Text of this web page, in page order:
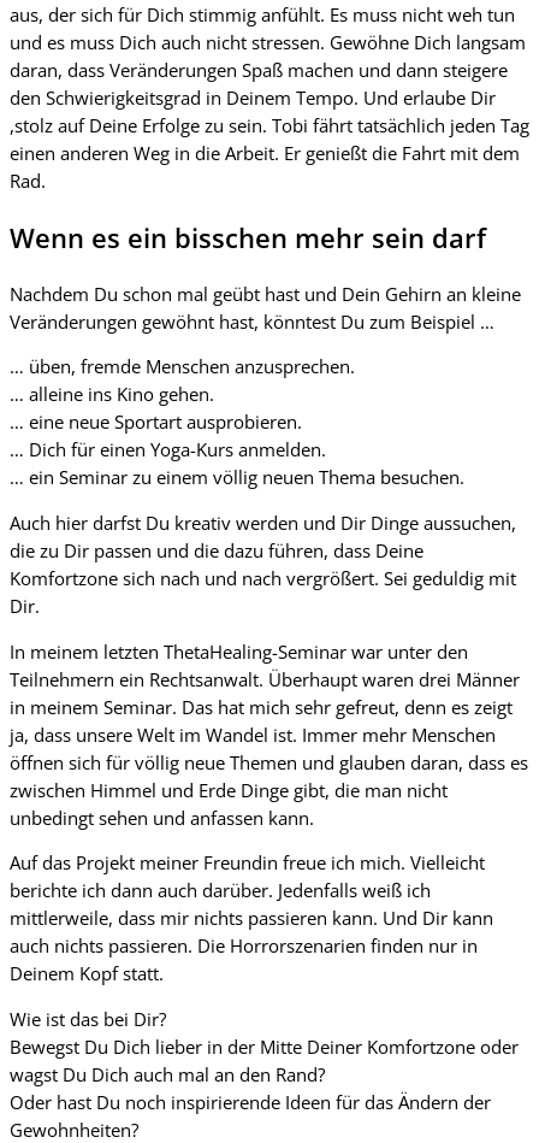
aus, der sich für Dich stimmig anfühlt. Es muss nicht weh tun
und es muss Dich auch nicht stressen. Gewöhne Dich langsam
daran, dass Veränderungen Spaß machen und dann steigere
den Schwierigkeitsgrad in Deinem Tempo. Und erlaube Dir
,stolz auf Deine Erfolge zu sein. Tobi fährt tatsächlich jeden Tag
einen anderen Weg in die Arbeit. Er genießt die Fahrt mit dem
Rad.
Wenn es ein bisschen mehr sein darf
Nachdem Du schon mal geübt hast und Dein Gehirn an kleine
Veränderungen gewöhnt hast, könntest Du zum Beispiel …
… üben, fremde Menschen anzusprechen.
… alleine ins Kino gehen.
… eine neue Sportart ausprobieren.
… Dich für einen Yoga-Kurs anmelden.
… ein Seminar zu einem völlig neuen Thema besuchen.
Auch hier darfst Du kreativ werden und Dir Dinge aussuchen,
die zu Dir passen und die dazu führen, dass Deine
Komfortzone sich nach und nach vergrößert. Sei geduldig mit
Dir.
In meinem letzten ThetaHealing-Seminar war unter den
Teilnehmern ein Rechtsanwalt. Überhaupt waren drei Männer
in meinem Seminar. Das hat mich sehr gefreut, denn es zeigt
ja, dass unsere Welt im Wandel ist. Immer mehr Menschen
öffnen sich für völlig neue Themen und glauben daran, dass es
zwischen Himmel und Erde Dinge gibt, die man nicht
unbedingt sehen und anfassen kann.
Auf das Projekt meiner Freundin freue ich mich. Vielleicht
berichte ich dann auch darüber. Jedenfalls weiß ich
mittlerweile, dass mir nichts passieren kann. Und Dir kann
auch nichts passieren. Die Horrorszenarien finden nur in
Deinem Kopf statt.
Wie ist das bei Dir?
Bewegst Du Dich lieber in der Mitte Deiner Komfortzone oder
wagst Du Dich auch mal an den Rand?
Oder hast Du noch inspirierende Ideen für das Ändern der
Gewohnheiten?